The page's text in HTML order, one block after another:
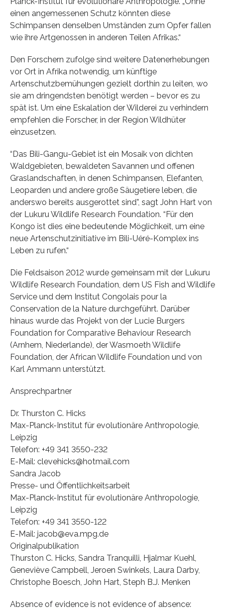
einen angemessenen Schutz könnten diese
Schimpansen denselben Umständen zum Opfer fallen
wie ihre Artgenossen in anderen Teilen Afrikas.“
Den Forschern zufolge sind weitere Datenerhebungen
vor Ort in Afrika notwendig, um künftige
Artenschutzbemühungen gezielt dorthin zu leiten, wo
sie am dringendsten benötigt werden – bevor es zu
spät ist. Um eine Eskalation der Wilderei zu verhindern
empfehlen die Forscher, in der Region Wildhüter
einzusetzen.
“Das Bili-Gangu-Gebiet ist ein Mosaik von dichten
Waldgebieten, bewaldeten Savannen und offenen
Graslandschaften, in denen Schimpansen, Elefanten,
Leoparden und andere große Säugetiere leben, die
anderswo bereits ausgerottet sind”, sagt John Hart von
der Lukuru Wildlife Research Foundation. “Für den
Kongo ist dies eine bedeutende Möglichkeit, um eine
neue Artenschutzinitiative im Bili-Uéré-Komplex ins
Leben zu rufen.“
Die Feldsaison 2012 wurde gemeinsam mit der Lukuru
Wildlife Research Foundation, dem US Fish and Wildlife
Service und dem Institut Congolais pour la
Conservation de la Nature durchgeführt. Darüber
hinaus wurde das Projekt von der Lucie Burgers
Foundation for Comparative Behaviour Research
(Arnhem, Niederlande), der Wasmoeth Wildlife
Foundation, der African Wildlife Foundation und von
Karl Ammann unterstützt.
Ansprechpartner
Dr. Thurston C. Hicks
Max-Planck-Institut für evolutionäre Anthropologie,
Leipzig
Telefon: +49 341 3550-232
E-Mail: clevehicks@hotmail.com
Sandra Jacob
Presse- und Öffentlichkeitsarbeit
Max-Planck-Institut für evolutionäre Anthropologie,
Leipzig
Telefon: +49 341 3550-122
E-Mail: jacob@eva.mpg.de
Originalpublikation
Thurston C. Hicks, Sandra Tranquilli, Hjalmar Kuehl,
Geneviève Campbell, Jeroen Swinkels, Laura Darby,
Christophe Boesch, John Hart, Steph B.J. Menken
Absence of evidence is not evidence of absence: